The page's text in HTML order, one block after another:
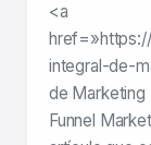
<a
integral-de-
de Marketing
Funnel